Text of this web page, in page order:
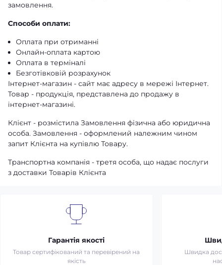
замовлення.
Способи оплати:
Оплата при отриманні
Онлайн-оплата картою
Оплата в терміналі
Безготівковій розрахунок
Інтернет-магазин - сайт має адресу в мережі Інтернет.
Товар - продукція, представлена ​​до продажу в
інтернет-магазині.
Клієнт - розмістила Замовлення фізична або юридична
особа. Замовлення - оформлений належним чином
запит Клієнта на купівлю Товару.
Транспортна компанія - третя особа, що надає послуги
з доставки Товарів Клієнта
Гарантія якості
Товар сертифікований та перевірений на
якість
Швидка